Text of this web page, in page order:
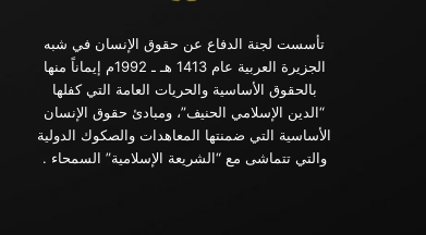
تأسست لجنة الدفاع عن حقوق الإنسان في شبه
الجزيرة العربية عام 1413 هـ ـ 1992م إيماناً منها
بالحقوق الأساسية والحريات العامة التي كفلها
“الدين الإسلامي الحنيف”، ومبادئ حقوق الإنسان
الأساسية التي ضمنتها المعاهدات والصكوك الدولية
والتي تتماشى مع “الشريعة الإسلامية” السمحاء .